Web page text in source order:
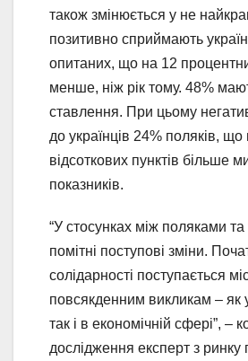
також змінюється у не
позитивно сприймають
опитаних, що на 12
менше, ніж рік тому. 48%
ставлення. При цьому
до українців 24% поляків, що
відсоткових пунктів більше
показників.
“У стосунках між поляками та
помітні поступові зміни.
солідарності поступається
повсякденним викликам – як
так і в економічній сфері”, –
дослідження експерт з